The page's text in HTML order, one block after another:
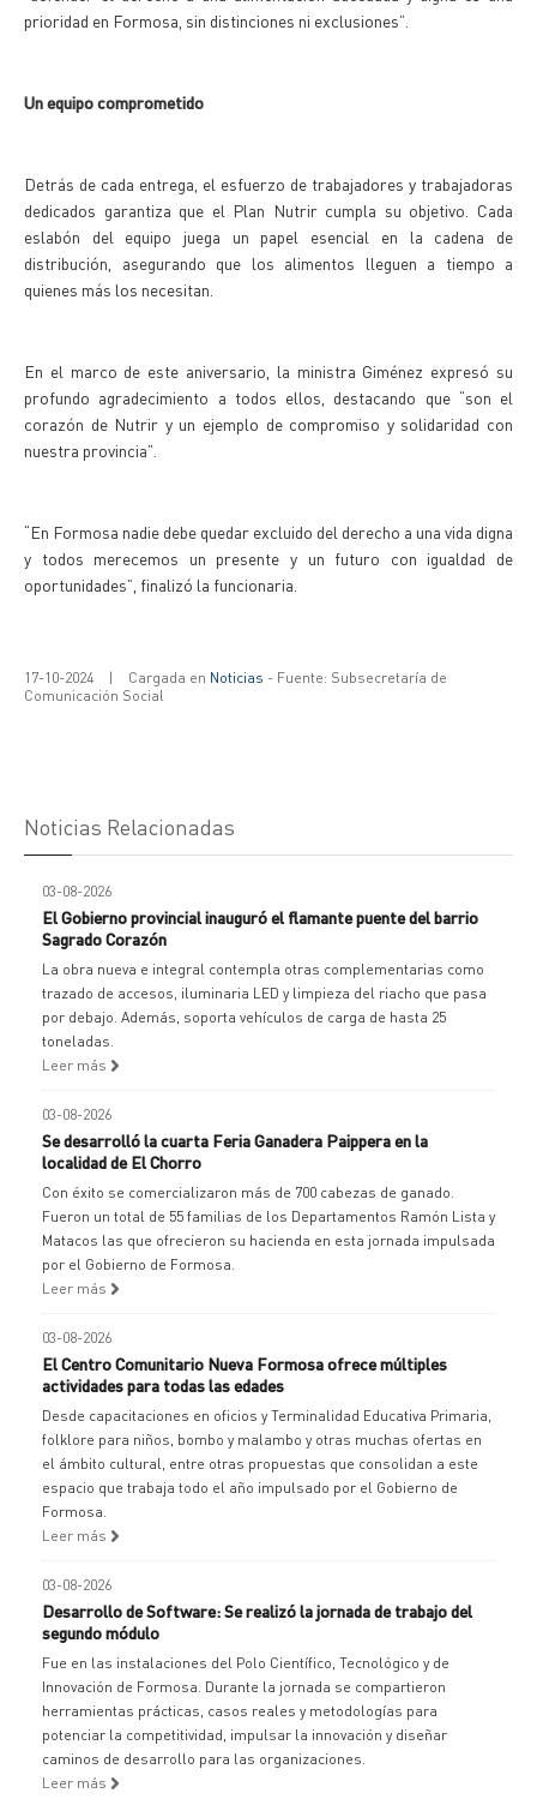
prioridad en Formosa, sin distinciones ni exclusiones”.
Un equipo comprometido
Detrás de cada entrega, el esfuerzo de trabajadores y trabajadoras
dedicados garantiza que el Plan Nutrir cumpla su objetivo. Cada
eslabón del equipo juega un papel esencial en la cadena de
distribución, asegurando que los alimentos lleguen a tiempo a
quienes más los necesitan.
En el marco de este aniversario, la ministra Giménez expresó su
profundo agradecimiento a todos ellos, destacando que “son el
corazón de Nutrir y un ejemplo de compromiso y solidaridad con
nuestra provincia”.
“En Formosa nadie debe quedar excluido del derecho a una vida digna
y todos merecemos un presente y un futuro con igualdad de
oportunidades”, finalizó la funcionaria.
17-10-2024 | Cargada en Noticias - Fuente: Subsecretaría de
Comunicación Social
Noticias Relacionadas
03-08-2026
El Gobierno provincial inauguró el flamante puente del barrio
Sagrado Corazón
La obra nueva e integral contempla otras complementarias como
trazado de accesos, iluminaria LED y limpieza del riacho que pasa
por debajo. Además, soporta vehículos de carga de hasta 25
toneladas.
Leer más
03-08-2026
Se desarrolló la cuarta Feria Ganadera Paippera en la
localidad de El Chorro
Con éxito se comercializaron más de 700 cabezas de ganado.
Fueron un total de 55 familias de los Departamentos Ramón Lista y
Matacos las que ofrecieron su hacienda en esta jornada impulsada
por el Gobierno de Formosa.
Leer más
03-08-2026
El Centro Comunitario Nueva Formosa ofrece múltiples
actividades para todas las edades
Desde capacitaciones en oficios y Terminalidad Educativa Primaria,
folklore para niños, bombo y malambo y otras muchas ofertas en
el ámbito cultural, entre otras propuestas que consolidan a este
espacio que trabaja todo el año impulsado por el Gobierno de
Formosa.
Leer más
03-08-2026
Desarrollo de Software: Se realizó la jornada de trabajo del
segundo módulo
Fue en las instalaciones del Polo Científico, Tecnológico y de
Innovación de Formosa. Durante la jornada se compartieron
herramientas prácticas, casos reales y metodologías para
potenciar la competitividad, impulsar la innovación y diseñar
caminos de desarrollo para las organizaciones.
Leer más